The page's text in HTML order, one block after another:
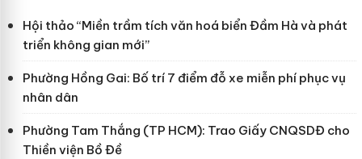
Hội thảo “Miền trầm tích văn hoá biển Đầm Hà và phát
triển không gian mới”
Phường Hồng Gai: Bố trí 7 điểm đỗ xe miễn phí phục vụ
nhân dân
Phường Tam Thắng (TP HCM): Trao Giấy CNQSDĐ cho
Thiền viện Bồ Đề